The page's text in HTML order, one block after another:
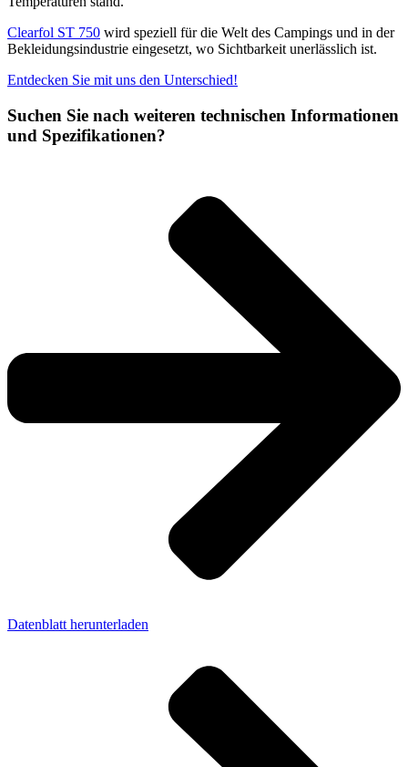
Clearfol ST 750 wird speziell für die Welt des Campings und in der
Bekleidungsindustrie eingesetzt, wo Sichtbarkeit unerlässlich ist.
Entdecken Sie mit uns den Unterschied!
Suchen Sie nach weiteren technischen Informationen
und Spezifikationen?
Datenblatt herunterladen